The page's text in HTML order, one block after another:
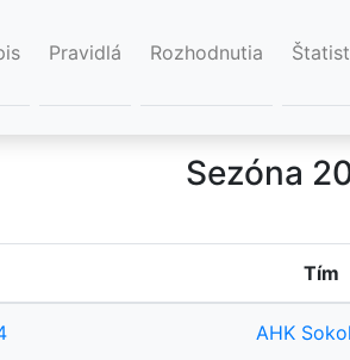
Pravidlá Rozhodnutia
Sezóna
Tím
AHK